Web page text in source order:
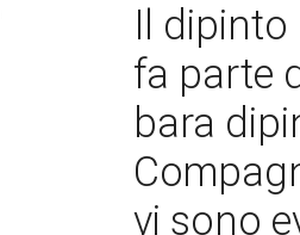
Il
fa parte
bara
vi sono